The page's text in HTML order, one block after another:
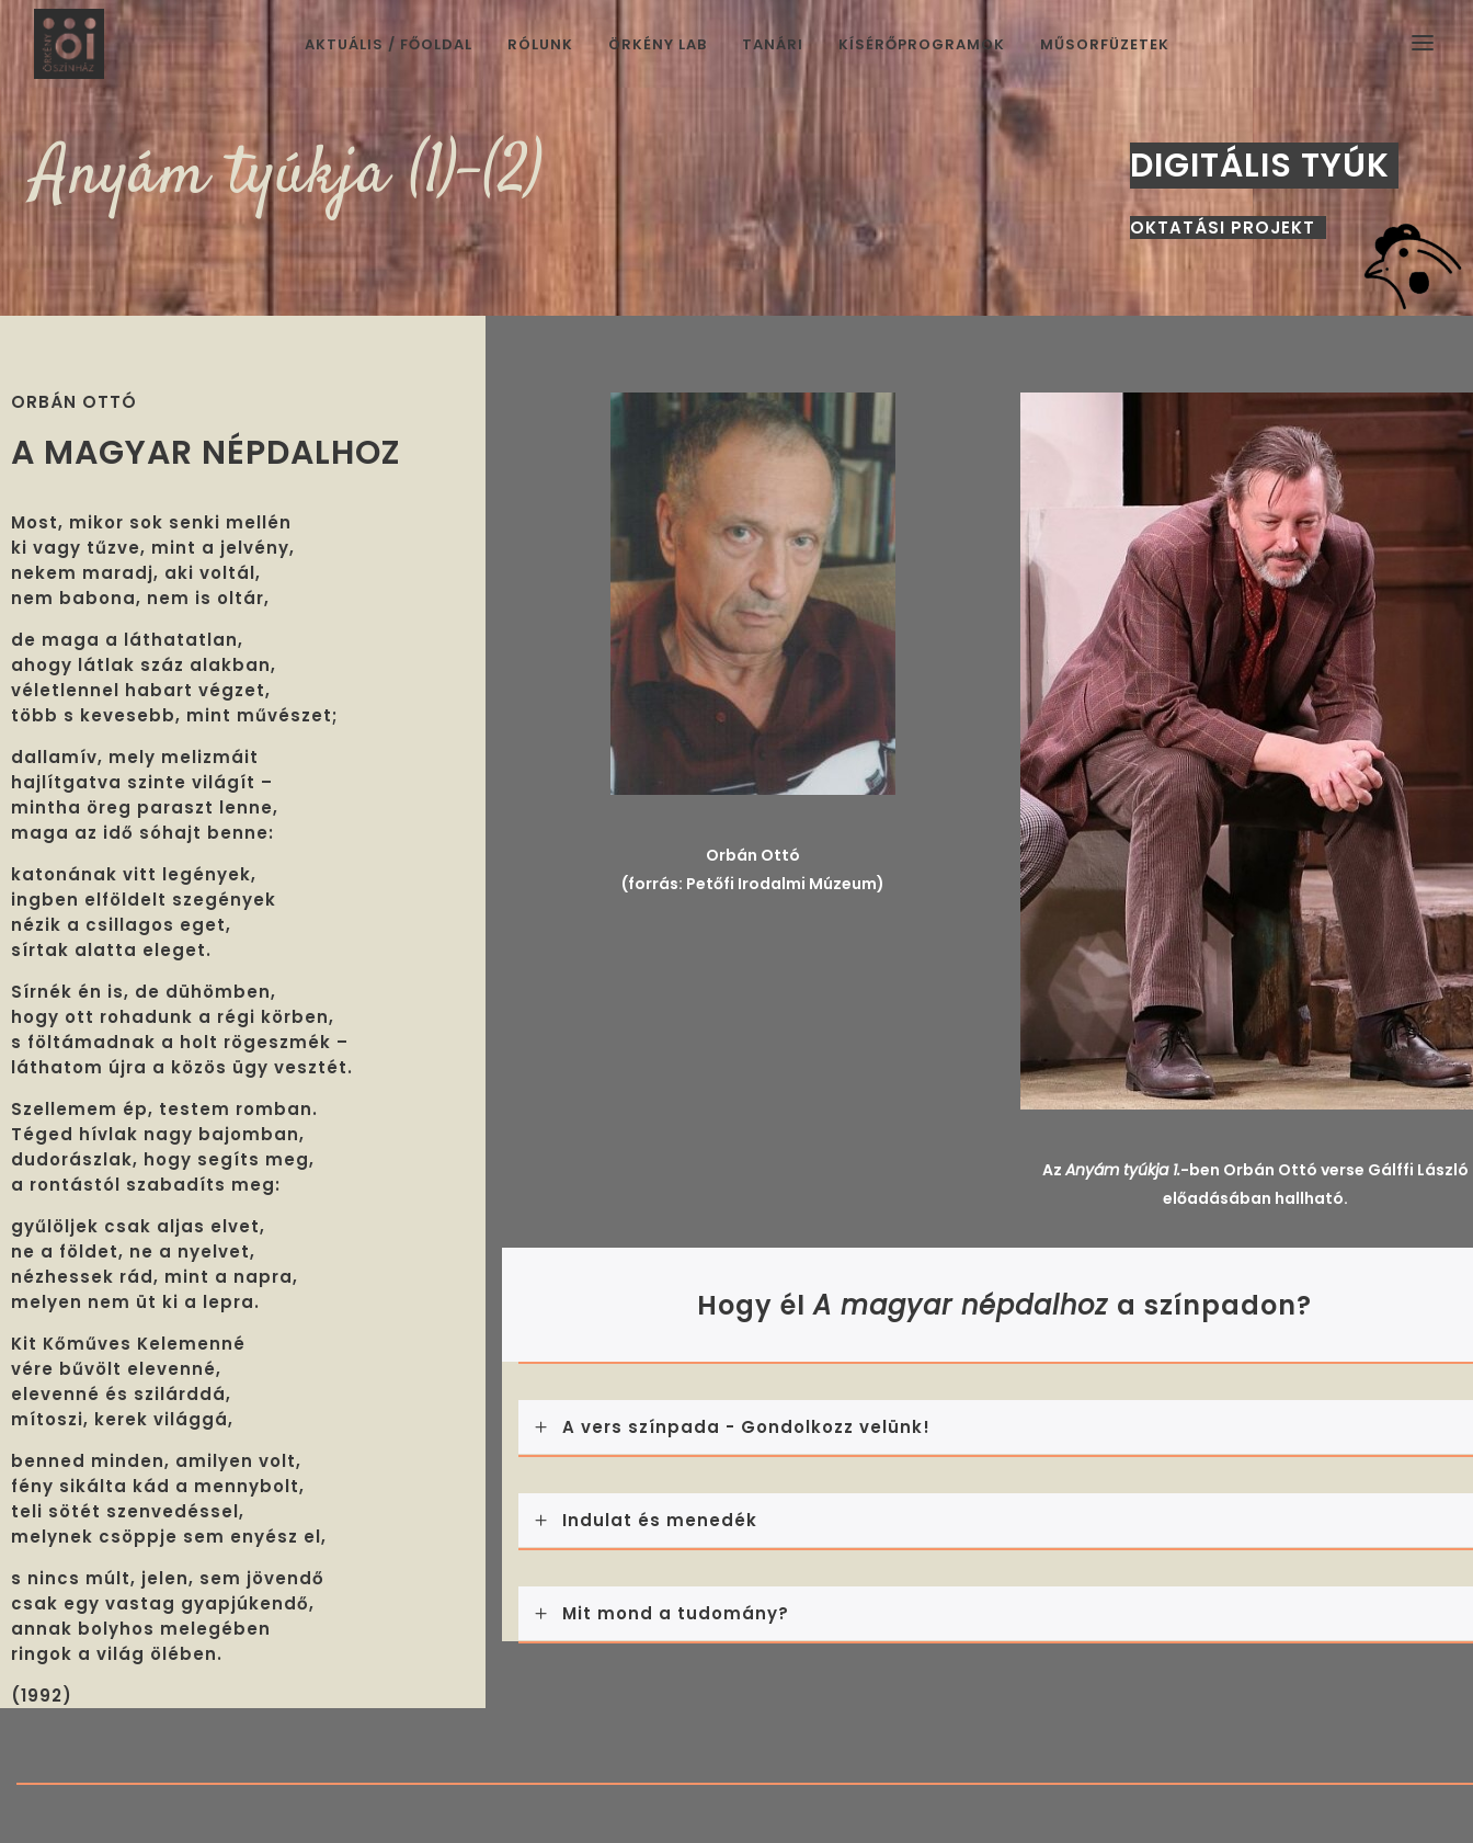
AKTUÁLIS / FŐOLDAL RÓLUNK ÖRKÉNY LAB TANÁRI KÍSÉRŐPROGRAMOK MŰSORFÜZETEK
Anyám tyúkja (1)-(2) DIGITÁLIS TYÚK
OKTATÁSI PROJEKT
ORBÁN OTTÓ
A MAGYAR NÉPDALHOZ
Most, mikor sok senki mellén
ki vagy tűzve, mint a jelvény,
nekem maradj, aki voltál,
nem babona, nem is oltár,
de maga a láthatatlan,
ahogy látlak száz alakban,
véletlennel habart végzet,
több s kevesebb, mint művészet;
dallamív, mely melizmáit
hajlítgatva szinte világít –
mintha öreg paraszt lenne,
maga az idő sóhajt benne:
katonának vitt legények,
ingben elföldelt szegények
nézik a csillagos eget,
sírtak alatta eleget.
Sírnék én is, de dühömben,
hogy ott rohadunk a régi körben,
s föltámadnak a holt rögeszmék –
láthatom újra a közös ügy vesztét.
Szellemem ép, testem romban.
Téged hívlak nagy bajomban,
dudorászlak, hogy segíts meg,
a rontástól szabadíts meg:
gyűlöljek csak aljas elvet,
ne a földet, ne a nyelvet,
nézhessek rád, mint a napra,
melyen nem üt ki a lepra.
Kit Kőműves Kelemenné
vére bűvölt elevenné,
elevenné és szilárddá,
mítoszi, kerek világgá,
benned minden, amilyen volt,
fény sikálta kád a mennybolt,
teli sötét szenvedéssel,
melynek csöppje sem enyész el,
s nincs múlt, jelen, sem jövendő
csak egy vastag gyapjúkendő,
annak bolyhos melegében
ringok a világ ölében.
(1992)
Orbán Ottó
(forrás: Petőfi Irodalmi Múzeum)
AzAnyám tyúkja 1.-ben Orbán Ottó verse Gálffi László
előadásában hallható.
Hogy élA magyar népdalhoz a színpadon?
A vers színpada - Gondolkozz velünk!
Indulat és menedék
Mit mond a tudomány?